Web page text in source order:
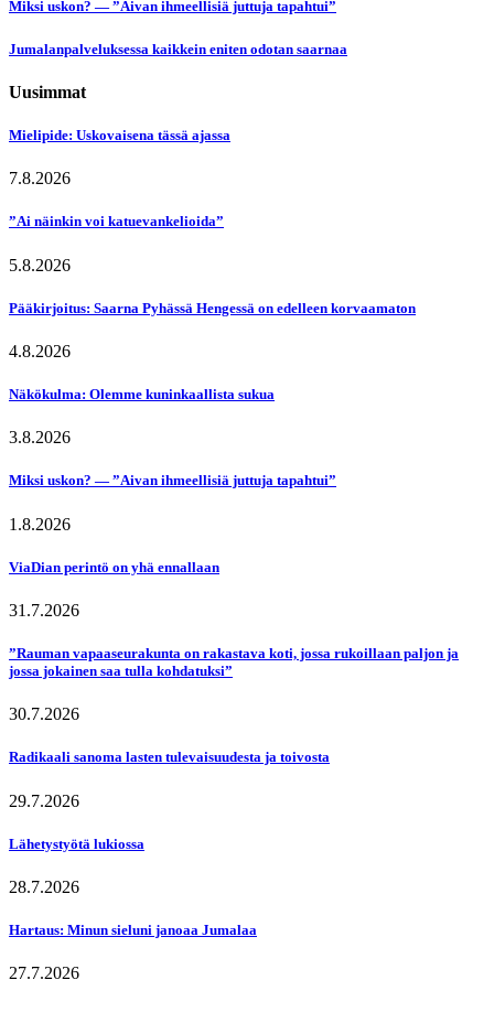
Miksi uskon? — ”Aivan ihmeellisiä juttuja tapahtui”
Jumalanpalveluksessa kaikkein eniten odotan saarnaa
Uusimmat
Mielipide: Uskovaisena tässä ajassa
7.8.2026
”Ai näinkin voi katuevankelioida”
5.8.2026
Pääkirjoitus: Saarna Pyhässä Hengessä on edelleen korvaamaton
4.8.2026
Näkökulma: Olemme kuninkaallista sukua
3.8.2026
Miksi uskon? — ”Aivan ihmeellisiä juttuja tapahtui”
1.8.2026
ViaDian perintö on yhä ennallaan
31.7.2026
”Rauman vapaaseurakunta on rakastava koti, jossa rukoillaan paljon ja
jossa jokainen saa tulla kohdatuksi”
30.7.2026
Radikaali sanoma lasten tulevaisuudesta ja toivosta
29.7.2026
Lähetystyötä lukiossa
28.7.2026
Hartaus: Minun sieluni janoaa Jumalaa
27.7.2026